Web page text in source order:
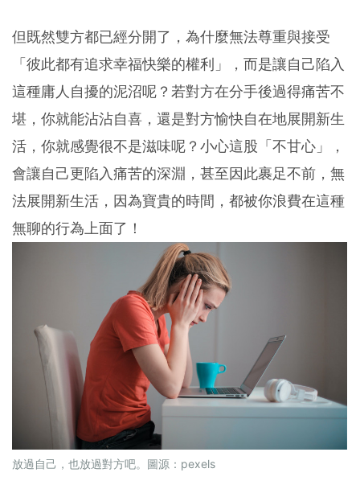
但既然雙方都已經分開了，為什麼無法尊重與接受
「彼此都有追求幸福快樂的權利」，而是讓自己陷入
這種庸人自擾的泥沼呢？若對方在分手後過得痛苦不
堪，你就能沾沾自喜，還是對方愉快自在地展開新生
活，你就感覺很不是滋味呢？小心這股「不甘心」，
會讓自己更陷入痛苦的深淵，甚至因此裹足不前，無
法展開新生活，因為寶貴的時間，都被你浪費在這種
無聊的行為上面了！
放過自己，也放過對方吧。圖源：pexels